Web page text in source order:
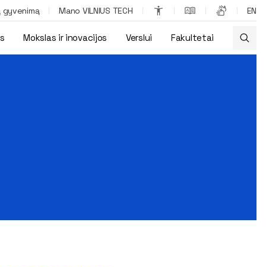
gyvenimą Mano VILNIUS TECH EN
Mokslas ir inovacijos Verslui Fakultetai